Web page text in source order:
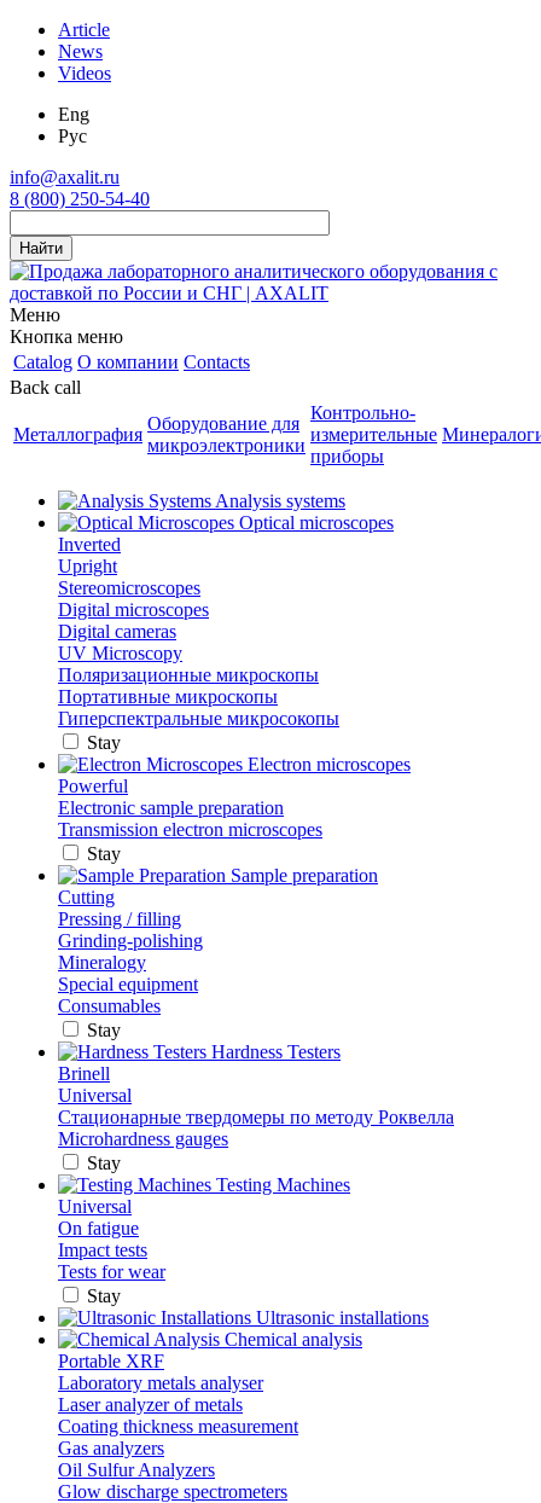
Article
News
Videos
Eng
Рус
info@axalit.ru
8 (800) 250-54-40
Меню
Кнопка меню
Catalog О компании Contacts
Back call
Металлография
Оборудование для
микроэлектроники
Контрольно-
измерительные
приборы
Analysis systems
Optical microscopes
Inverted
Upright
Stereomicroscopes
Digital microscopes
Digital cameras
UV Microscopy
Поляризационные микроскопы
Портативные микроскопы
Гиперспектральные микросокопы
Stay
Electron microscopes
Powerful
Electronic sample preparation
Transmission electron microscopes
Stay
Sample preparation
Cutting
Pressing / filling
Grinding-polishing
Mineralogy
Special equipment
Consumables
Stay
Hardness Testers
Brinell
Universal
Стационарные твердомеры по методу Роквелла
Microhardness gauges
Stay
Testing Machines
Universal
On fatigue
Impact tests
Tests for wear
Stay
Ultrasonic installations
Chemical analysis
Portable XRF
Laboratory metals analyser
Laser analyzer of metals
Coating thickness measurement
Gas analyzers
Oil Sulfur Analyzers
Glow discharge spectrometers